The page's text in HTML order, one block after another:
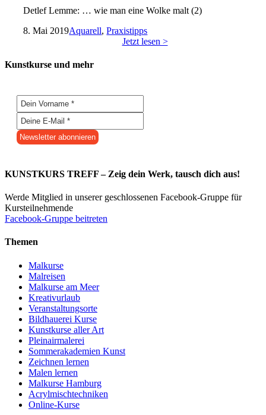
Detlef Lemme: … wie man eine Wolke malt (2)
8. Mai 2019Aquarell,Praxistipps
Jetzt lesen >
Kunstkurse und mehr
KUNSTKURS TREFF – Zeig dein Werk, tausch dich aus!
Werde Mitglied in unserer geschlossenen Facebook-Gruppe für
Kursteilnehmende
Facebook-Gruppe beitreten
Themen
Malkurse
Malreisen
Malkurse am Meer
Kreativurlaub
Veranstaltungsorte
Bildhauerei Kurse
Kunstkurse aller Art
Pleinairmalerei
Sommerakademien Kunst
Zeichnen lernen
Malen lernen
Malkurse Hamburg
Acrylmischtechniken
Online-Kurse